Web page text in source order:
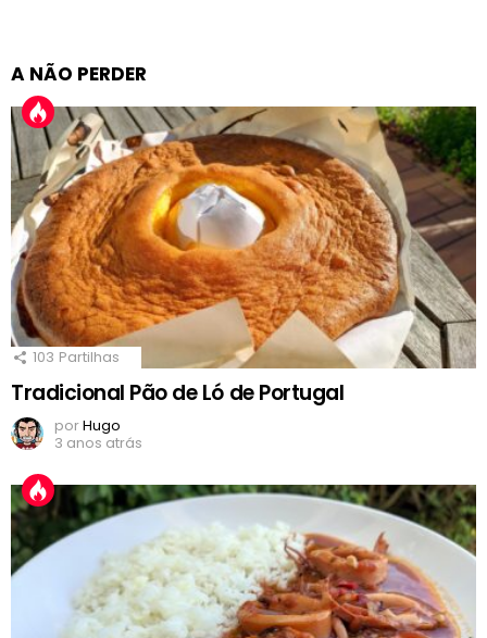
A NÃO PERDER
103 Partilhas
Tradicional Pão de Ló de Portugal
porHugo
3 anos atrás